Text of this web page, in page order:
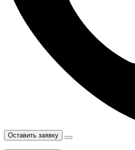
Оставить заявку